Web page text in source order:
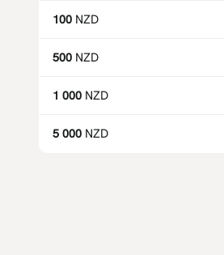
100 NZD
500 NZD
1 000 NZD
5 000 NZD